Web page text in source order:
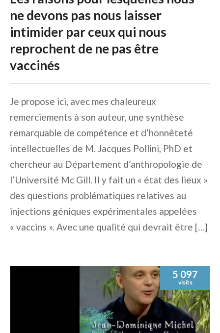
VACCINATION
ne devons pas nous laisser
intimider par ceux qui nous
reprochent de ne pas être
vaccinés
Je propose ici, avec mes chaleureux
remerciements à son auteur, une synthèse
remarquable de compétence et d’honnêteté
intellectuelles de M. Jacques Pollini, PhD et
chercheur au Département d’anthropologie de
l’Université Mc Gill. Il y fait un « état des lieux »
des questions problématiques relatives au
injections géniques expérimentales appelées
« vaccins ». Avec une qualité qui devrait être […]
5 097
visits